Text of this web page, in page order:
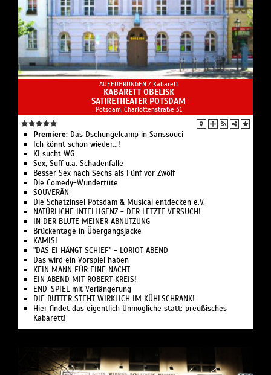
AUFFÜHRUNGEN / Kabarett
KABARETT OBELISK
SATIRETHEATER POTSDAM
Potsdam, Charlottenstraße 31
Premiere: Das Dschungelcamp in Sanssouci
Ich könnt schon wieder...!
KI sucht WG
Sex, Suff u.a. Schadenfälle
Besser Sex nach Sechs als Fünf vor Zwölf
Die Comedy-Wundertüte
SOUVERÄN
Die Schatzinsel Potsdam & Musical entdecken e.V.
NATÜRLICHE INTELLIGENZ - DER LETZTE VERSUCH!
IN DER BLÜTE MEINER ABNUTZUNG
Brückentage in Übergangsjacke
KAMISI
"DAS EI HÄNGT SCHIEF" - LORIOT ABEND
Das wird ein Vorspiel haben
KEIN MANN FÜR EINE NACHT
EIN ABEND MIT ROBERT KREIS!
END-SPIEL mit Verlängerung
DIE BUTTER STEHT WIRKLICH IM KÜHLSCHRANK!
Hier findet das eigentlich Unmögliche statt: preußisches
Kabarett!